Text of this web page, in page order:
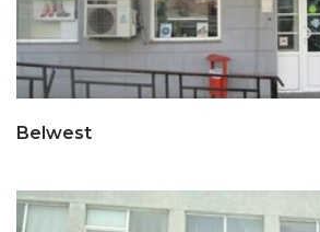
Belwest